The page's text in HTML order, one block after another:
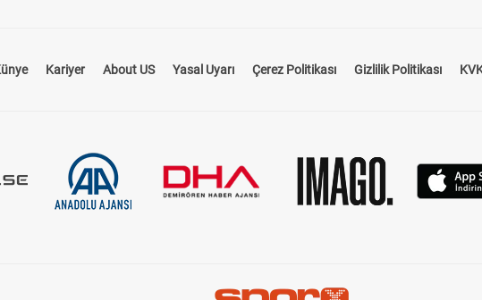
Kariyer About US Yasal Uyarı Çerez Politikası Gizlilik Politikası